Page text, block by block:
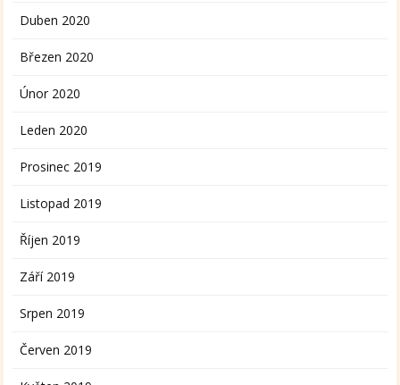
Duben 2020
Březen 2020
Únor 2020
Leden 2020
Prosinec 2019
Listopad 2019
Říjen 2019
Září 2019
Srpen 2019
Červen 2019